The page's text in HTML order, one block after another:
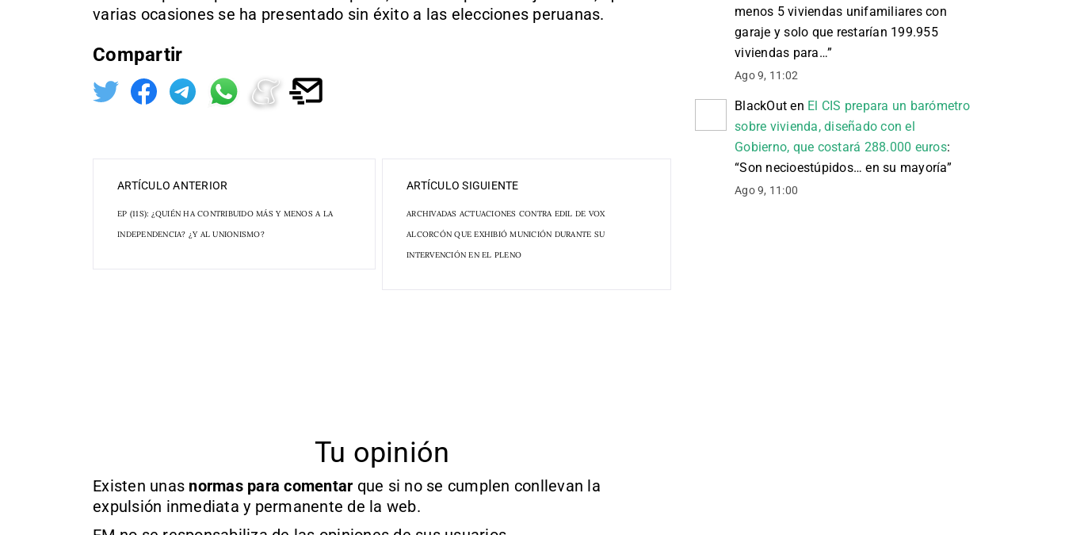
varias ocasiones se ha presentado sin éxito a las elecciones peruanas.
Compartir
ARTÍCULO ANTERIOR
EP (11S): ¿QUIÉN HA CONTRIBUIDO MÁS Y MENOS A LA
INDEPENDENCIA? ¿Y AL UNIONISMO?
ARTÍCULO SIGUIENTE
ARCHIVADAS ACTUACIONES CONTRA EDIL DE VOX
ALCORCÓN QUE EXHIBIÓ MUNICIÓN DURANTE SU
INTERVENCIÓN EN EL PLENO
Tu opinión
Existen unas normas para comentar que si no se cumplen conllevan la
expulsión inmediata y permanente de la web.
menos 5 viviendas unifamiliares con
garaje y solo que restarían 199.955
viviendas para…”
Ago 9, 11:02
BlackOut en El CIS prepara un barómetro
sobre vivienda, diseñado con el
Gobierno, que costará 288.000 euros:
“Son necioestúpidos… en su mayoría”
Ago 9, 11:00